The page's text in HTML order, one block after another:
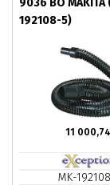
9036 BO MAKITA
192108-5)
11 000,74
MK-